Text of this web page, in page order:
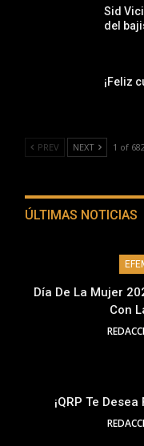
Sid
del
¡Feliz
PREV NEXT 1 of 682
ÚLTIMAS NOTICIAS
Día De La Mujer
Con
¡QRP Te